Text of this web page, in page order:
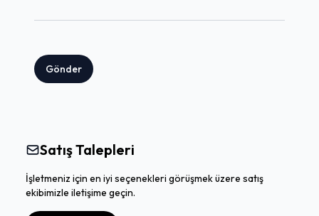
Gönder
Satış Talepleri
İşletmeniz için en iyi seçenekleri görüşmek üzere satış
ekibimizle iletişime geçin.